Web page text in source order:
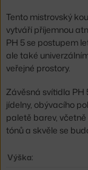
Tento mistrovský
vytváří příjemnou
PH 5 se postupem
ale také
veřejné prostory.
Závěsná svítidla
jídelny, obývacího
paletě barev,
tónů a skvěle se
Výška: